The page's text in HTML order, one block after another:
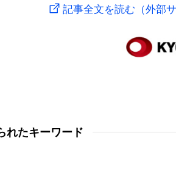
記事全文を読む（外部サ
れたキーワード